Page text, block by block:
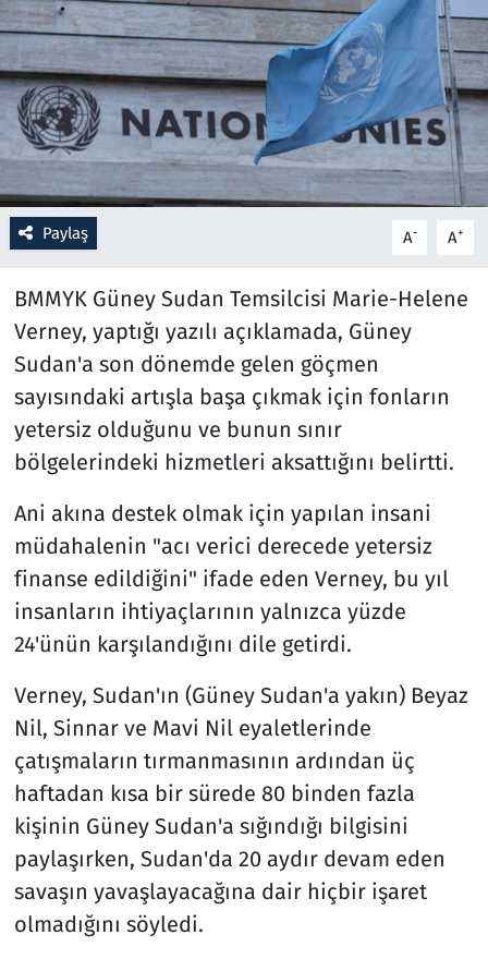
Paylaş A- A+
BMMYK Güney Sudan Temsilcisi Marie-Helene
Verney, yaptığı yazılı açıklamada, Güney
Sudan'a son dönemde gelen göçmen
sayısındaki artışla başa çıkmak için fonların
yetersiz olduğunu ve bunun sınır
bölgelerindeki hizmetleri aksattığını belirtti.
Ani akına destek olmak için yapılan insani
müdahalenin "acı verici derecede yetersiz
finanse edildiğini" ifade eden Verney, bu yıl
insanların ihtiyaçlarının yalnızca yüzde
24'ünün karşılandığını dile getirdi.
Verney, Sudan'ın (Güney Sudan'a yakın) Beyaz
Nil, Sinnar ve Mavi Nil eyaletlerinde
çatışmaların tırmanmasının ardından üç
haftadan kısa bir sürede 80 binden fazla
kişinin Güney Sudan'a sığındığı bilgisini
paylaşırken, Sudan'da 20 aydır devam eden
savaşın yavaşlayacağına dair hiçbir işaret
olmadığını söyledi.
Resmi İlanlar
Rüya Tabirleri
Sağlık
Savunma Sanayi
Spor
Teknoloji ve Bilim
Televizyon